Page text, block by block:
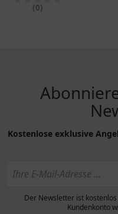
(0)
Kostenlose exklusive
Der Newsletter ist
Kundenkonto